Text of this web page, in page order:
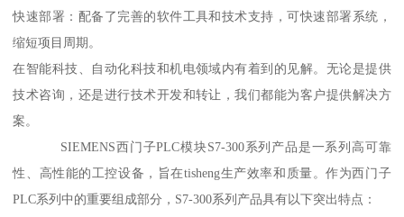
快速部署：配备了完善的软件工具和技术支持，可快速部署系统，
缩短项目周期。
在智能科技、自动化科技和机电领域内有着到的见解。无论是提供
技术咨询，还是进行技术开发和转让，我们都能为客户提供解决方
案。
SIEMENS西门子PLC模块S7-300系列产品是一系列高可靠
性、高性能的工控设备，旨在tisheng生产效率和质量。作为西门子
PLC系列中的重要组成部分，S7-300系列产品具有以下突出特点：